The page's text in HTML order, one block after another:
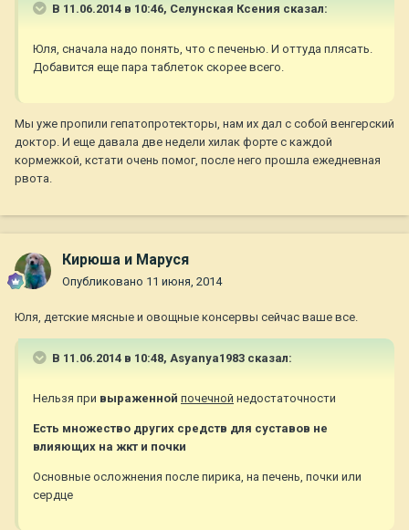
В 11.06.2014 в 10:46, Селунская Ксения сказал:
Юля, сначала надо понять, что с печенью. И оттуда плясать.
Добавится еще пара таблеток скорее всего.
Мы уже пропили гепатопротекторы, нам их дал с собой венгерский
доктор. И еще давала две недели хилак форте с каждой
кормежкой, кстати очень помог, после него прошла ежедневная
рвота.
Кирюша и Маруся
Опубликовано 11 июня, 2014
Юля, детские мясные и овощные консервы сейчас ваше все.
В 11.06.2014 в 10:48, Asyanya1983 сказал:
Нельзя при выраженной почечной недостаточности
Есть множество других средств для суставов не
влияющих на жкт и почки
Основные осложнения после пирика, на печень, почки или
сердце